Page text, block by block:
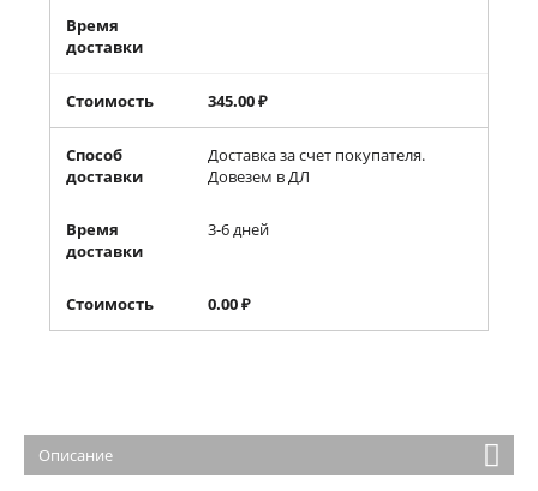
Время
доставки
Стоимость 345.00 ₽
Способ
доставки
Доставка за счет покупателя.
Довезем в ДЛ
Время
доставки
3-6 дней
Стоимость 0.00 ₽
Описание